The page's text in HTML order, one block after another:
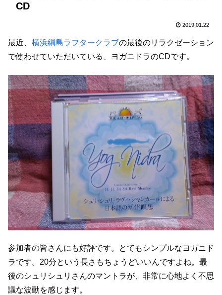
CD
2019.01.22
最近、 横浜綱島ラフタークラブの最後のリラクゼーション
で使わせていただいている、ヨガニドラのCDです。
参加者の皆さんにも好評です。とてもシンプルなヨガニド
ラです。20分という長さもちょうどいいんですよね。最
後のシュリシュリさんのマントラが、非常に心地よく不思
議な波動を感じます。